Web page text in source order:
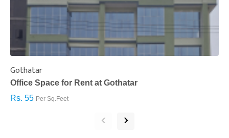
Gothatar
Office Space for Rent at Gothatar
Rs. 55 Per Sq.Feet
‹ ›